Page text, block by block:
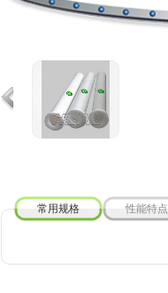
常用规格 性能特点